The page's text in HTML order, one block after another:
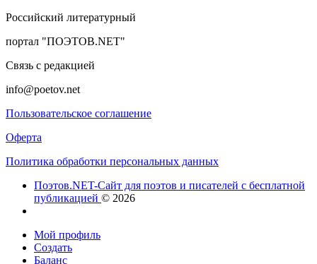
Российский литературный
портал "ПОЭТОВ.NET"
Связь с редакцией
info@poetov.net
Пользовательское соглашение
Оферта
Политика обработки персональных данных
Поэтов.NET-Сайт для поэтов и писателей с бесплатной
публикацией © 2026
Мой профиль
Создать
Баланс